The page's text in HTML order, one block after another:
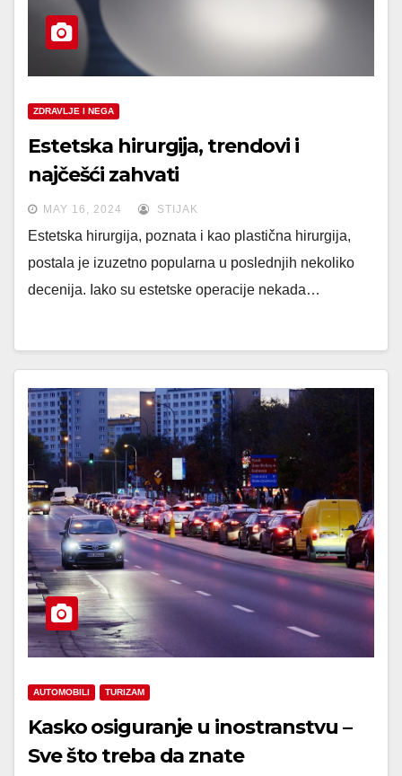
ZDRAVLJE I NEGA
Estetska hirurgija, trendovi i
najčešći zahvati
MAY 16, 2024 STIJAK
Estetska hirurgija, poznata i kao plastična hirurgija,
postala je izuzetno popularna u poslednjih nekoliko
decenija. Iako su estetske operacije nekada…
AUTOMOBILI TURIZAM
Kasko osiguranje u inostranstvu –
Sve što treba da znate